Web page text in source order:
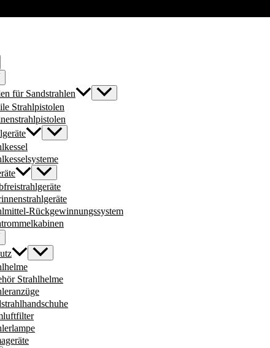
für Sandstrahlen
Strahlpistolen
Rückgewinnungssystem
Strahlhelme